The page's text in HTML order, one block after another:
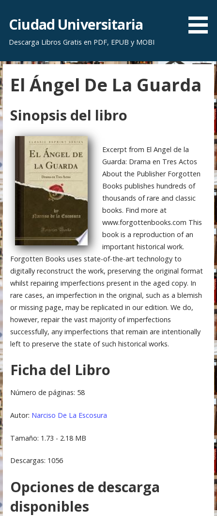
r
a
l
c
o
n
e
n
i
d
o
Ciudad Universitaria
Descarga Libros Gratis en PDF, EPUB y MOBI
El Ángel De La Guarda
Sinopsis del libro
Excerpt from El Angel de la
Guarda: Drama en Tres Actos
About the Publisher Forgotten
Books publishes hundreds of
thousands of rare and classic
books. Find more at
www.forgottenbooks.com This
book is a reproduction of an
important historical work.
Forgotten Books uses state-of-the-art technology to
digitally reconstruct the work, preserving the original format
whilst repairing imperfections present in the aged copy. In
rare cases, an imperfection in the original, such as a blemish
or missing page, may be replicated in our edition. We do,
however, repair the vast majority of imperfections
successfully, any imperfections that remain are intentionally
left to preserve the state of such historical works.
Ficha del Libro
Número de páginas: 58
Autor: Narciso De La Escosura
Tamaño: 1.73 - 2.18 MB
Descargas: 1056
Opciones de descarga
disponibles